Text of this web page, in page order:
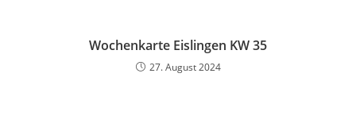
Wochenkarte Eislingen KW 35
27. August 2024